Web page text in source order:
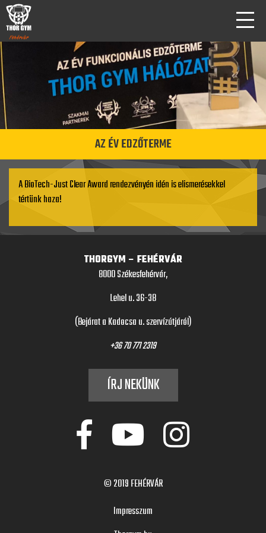
AZ ÉV EDZŐTERME
A BioTech-Just Clear Award rendezvényén idén is elismerésekkel
tértünk haza!
THORGYM – FEHÉRVÁR
8000 Székesfehérvár,
Lehel u. 36-38
(Bejárat a Kadocsa u. szervízútjáról)
+36 70 771 2319
ÍRJ NEKÜNK
© 2019FEHÉRVÁR
Impresszum